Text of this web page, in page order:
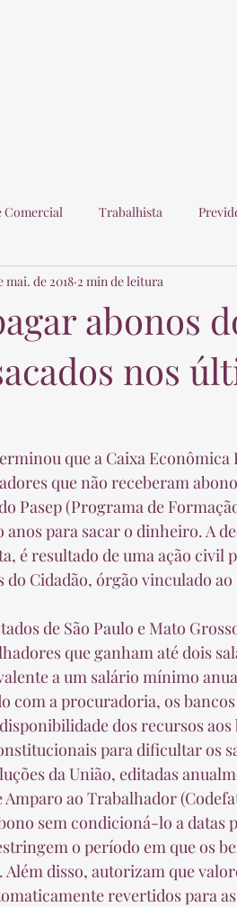
Comercial Trabalhista
Imobiliário Consumidor
abonos
nos
mai. de 2018 2 min de leitura
que não receberam
Pasep (Programa de
para sacar o dinheiro. A
é resultado de uma ação civil
Cidadão, órgão vinculado
que ganham até dois
a um salário mínimo
com a procuradoria, os
dos recursos
para dificultar os
ao Trabalhador
sem condicioná-lo a datas
disso, autorizam que
revertidos para